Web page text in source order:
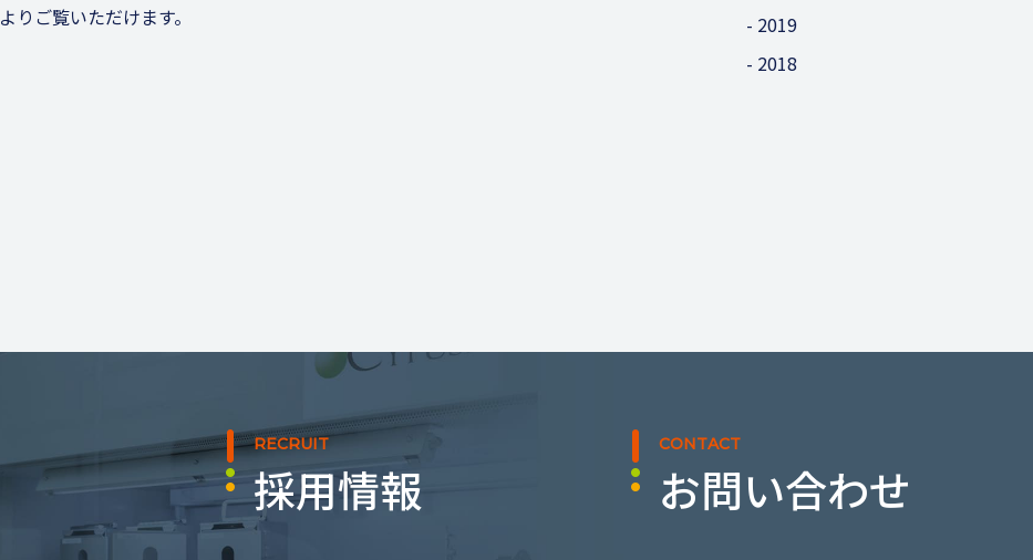
よりご覧いただけます。
2019
2018
RECRUIT
採用情報
CONTACT
お問い合わせ